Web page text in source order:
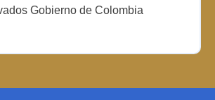
Gobierno de Colombia